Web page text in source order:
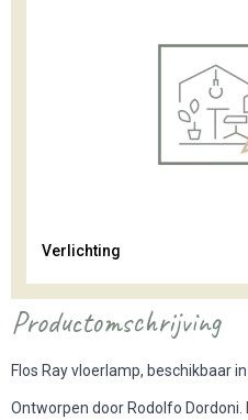
Verlichting
Productomschrijving
Flos Ray vloerlamp, beschikbaar
Ontworpen door Rodolfo Dordoni.